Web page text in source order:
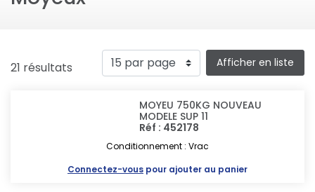
21 résultats Afficher en liste
MOYEU 750KG NOUVEAU
MODELE SUP 11
Réf : 452178
Conditionnement : Vrac
Connectez-vous pour ajouter au panier